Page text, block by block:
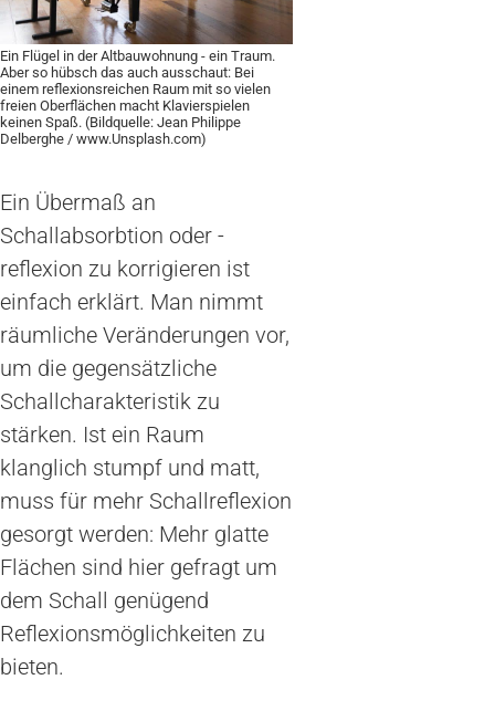
Ein Flügel in der Altbauwohnung - ein Traum.
Aber so hübsch das auch ausschaut: Bei
einem reflexionsreichen Raum mit so vielen
freien Oberflächen macht Klavierspielen
keinen Spaß. (Bildquelle: Jean Philippe
Delberghe / www.Unsplash.com)
Ein Übermaß an
Schallabsorbtion oder -
reflexion zu korrigieren ist
einfach erklärt. Man nimmt
räumliche Veränderungen vor,
um die gegensätzliche
Schallcharakteristik zu
stärken. Ist ein Raum
klanglich stumpf und matt,
muss für mehr Schallreflexion
gesorgt werden: Mehr glatte
Flächen sind hier gefragt um
dem Schall genügend
Reflexionsmöglichkeiten zu
bieten.